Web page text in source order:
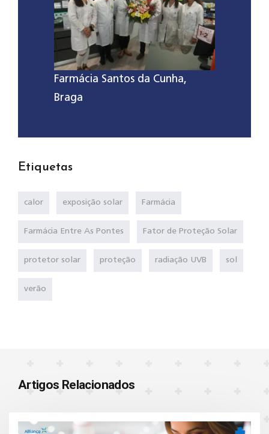
Farmácia Santos da Cunha,
Braga
Etiquetas
calor exposição solar Farmácia
Farmácia Entre As Pontes Fator de Proteção Solar
protetor solar proteção radiação UVB sol
verão
Artigos Relacionados